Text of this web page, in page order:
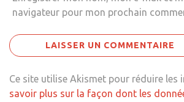
navigateur pour mon prochain
Ce site utilise Akismet pour réduire les
savoir plus sur la façon dont les